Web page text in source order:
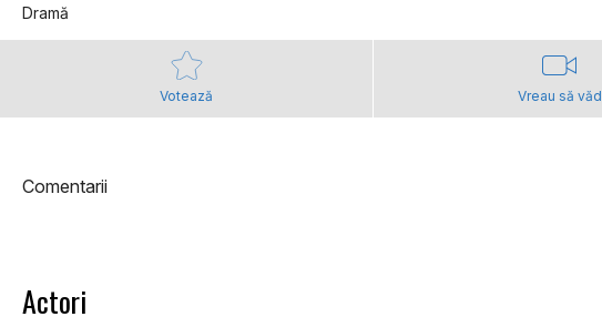
Dramă
Votează Vreau să văd
Comentarii
Actori